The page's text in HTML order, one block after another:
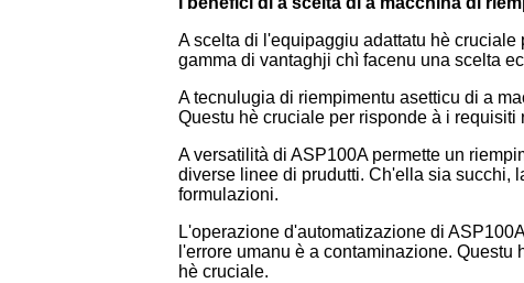
A scelta di l'equipaggiu adattatu hè
gamma di vantaghji chì facenu una scelta
A tecnulugia di riempimentu asetticu di a
Questu hè cruciale per risponde à i
A versatilità di ASP100A permette un
diverse linee di prudutti. Ch'ella sia succhi,
formulazioni.
L'operazione d'automatizazione di
l'errore umanu è a contaminazione.
hè cruciale.